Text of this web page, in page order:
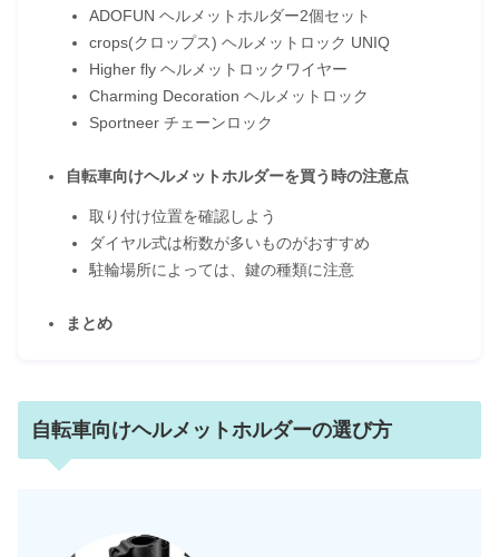
ADOFUN ヘルメットホルダー2個セット
crops(クロップス) ヘルメットロック UNIQ
Higher fly ヘルメットロックワイヤー
Charming Decoration ヘルメットロック
Sportneer チェーンロック
自転車向けヘルメットホルダーを買う時の注意点
取り付け位置を確認しよう
ダイヤル式は桁数が多いものがおすすめ
駐輪場所によっては、鍵の種類に注意
まとめ
自転車向けヘルメットホルダーの選び方